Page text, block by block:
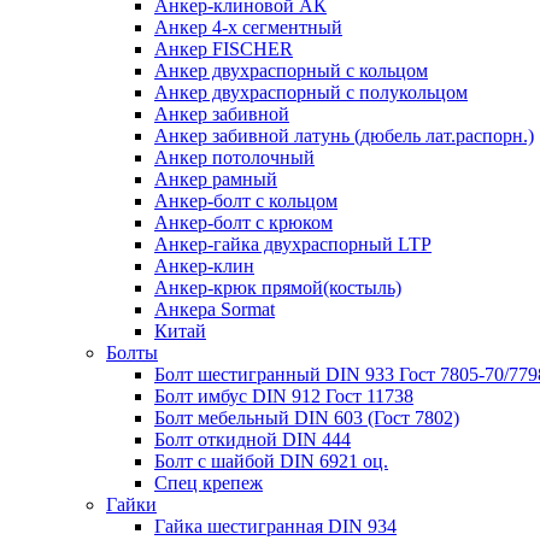
Анкер-клиновой АК
Анкер 4-х сегментный
Анкер FISCHER
Анкер двухраспорный с кольцом
Анкер двухраспорный с полукольцом
Анкер забивной
Анкер забивной латунь (дюбель лат.распорн.)
Анкер потолочный
Анкер рамный
Анкер-болт с кольцом
Анкер-болт с крюком
Анкер-гайка двухраспорный LTP
Анкер-клин
Анкер-крюк прямой(костыль)
Анкера Sormat
Китай
Болты
Болт шестигранный DIN 933 Гост 7805-70/
Болт имбус DIN 912 Гост 11738
Болт мебельный DIN 603 (Гост 7802)
Болт откидной DIN 444
Болт с шайбой DIN 6921 оц.
Спец крепеж
Гайки
Гайка шестигранная DIN 934